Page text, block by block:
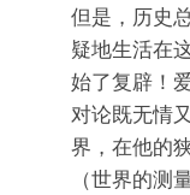
但是，历史
疑地生活在
始了复辟！
对论既无情
界，在他的
（世界的测